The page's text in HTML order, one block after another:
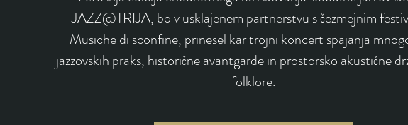
JAZZ@TRIJA, bo v usklajenem partnerstvu s čezmejnim
Musiche di sconfine, prinesel kar trojni koncert spajanja
jazzovskih praks, historične avantgarde in prostorsko akustične
folklore.